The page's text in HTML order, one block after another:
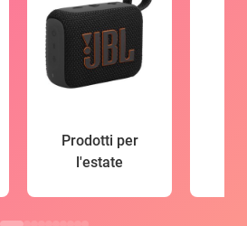
Prodotti per
l'estate